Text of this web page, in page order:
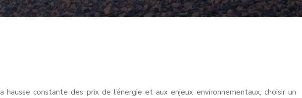
constante des prix de l’énergie et aux enjeux environnementaux, choisir un